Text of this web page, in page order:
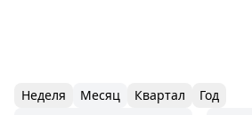
Неделя Месяц Квартал Год